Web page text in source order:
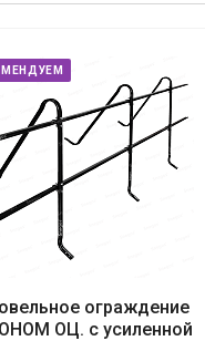
ограждение
ОЦ. с усиленной